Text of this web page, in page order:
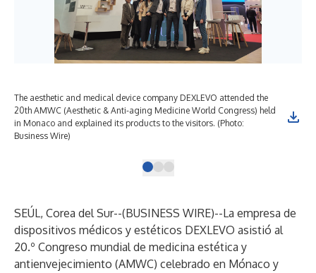
The aesthetic and medical device company DEXLEVO attended the
20th AMWC (Aesthetic & Anti-aging Medicine World Congress) held
in Monaco and explained its products to the visitors. (Photo:
Business Wire)
SEÚL, Corea del Sur--(BUSINESS WIRE)--La empresa de
dispositivos médicos y estéticos DEXLEVO asistió al
20.º Congreso mundial de medicina estética y
antienvejecimiento (AMWC) celebrado en Mónaco y